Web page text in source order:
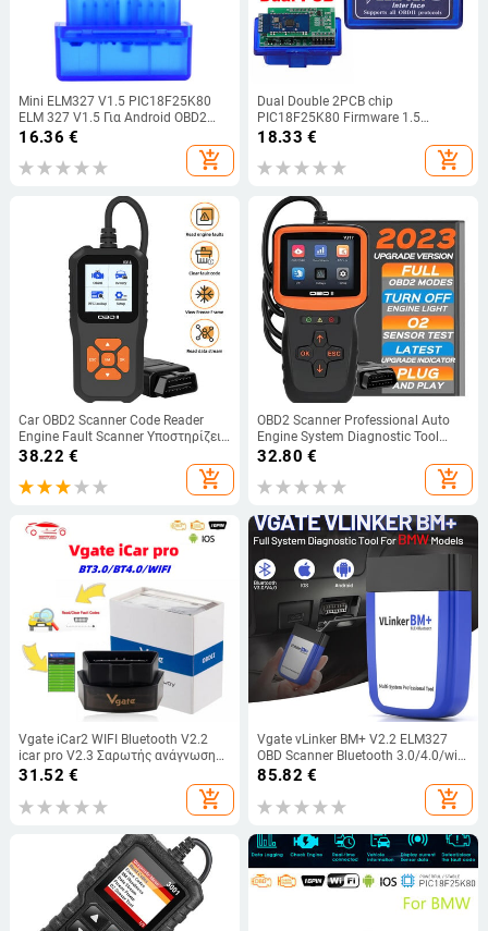
Mini ELM327 V1.5 PIC18F25K80
ELM 327 V1.5 Για Android OBD2
Ασύρματο Σαρωτής ELM327 OBD2
obd 2 obd2 Εργαλείο αυτόματης
διάγνωσης αυτοκινήτου
16.36 €
add_shopping_cart
Dual Double 2PCB chip
PIC18F25K80 Firmware 1.5
ELM327 V1.5 OBD2 BT Diagnostic
Interface ELM 327 V1.5 Hardware
Support More Car
18.33 €
add_shopping_cart
Car OBD2 Scanner Code Reader
Engine Fault Scanner Υποστηρίζει
10 γλώσσες CAN Εργαλείο
διαγνωστικής σάρωσης ELM for All
OBD II Protocol
38.22 €
add_shopping_cart
OBD2 Scanner Professional Auto
Engine System Diagnostic Tool
Δωρεάν Διάρκεια ζωής Δωρεάν
αυτοκινήτου Αναγνώστης Car
32.80 €
add_shopping_cart
Vgate iCar2 WIFI Bluetooth V2.2
icar pro V2.3 Σαρωτής ανάγνωσης
κωδικών αυτοκινήτου OBD2 OBD
2Car Διαγνωστικό εργαλείο για
Android/IOS PK ELM327
31.52 €
add_shopping_cart
Vgate vLinker BM+ V2.2 ELM327
OBD Scanner Bluetooth 3.0/4.0/wifi
Τα διαγνωστικά εργαλεία
αυτοκινήτου OBD2 λειτουργούν με
Bimmercode ELM 327 για BMW
85.82 €
add_shopping_cart